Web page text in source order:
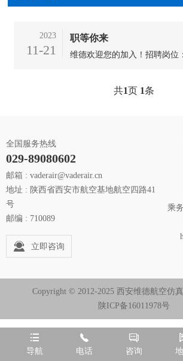

导航

电话

咨询
2023
11-21
职等你来
维德欢迎您的加入！招聘岗位
共1页 1条
全国服务热线
029-89080602
邮箱 : vaderair@vaderair.cn
地址 : 陕西省西安市航空基地航空四路41
号
邮编 : 710089
立即咨询
乘
Copyright © 2012-2025 西安维德航空仿
陕ICP备16011978号